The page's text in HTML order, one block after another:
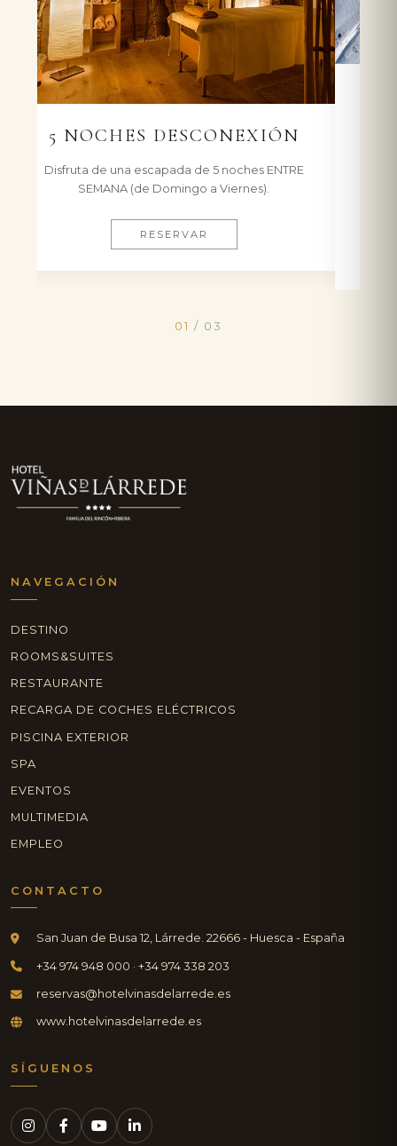
ESQUÍ A LA CARTA 4
nuestras estaciones de ARAMON Formigal-
Panticosa. ENTRE SEMANA (de Domingo a
RESERVAR
01 / 03
NAVEGACIÓN
DESTINO
ROOMS&SUITES
RESTAURANTE
RECARGA DE COCHES ELÉCTRICOS
PISCINA EXTERIOR
SPA
EVENTOS
MULTIMEDIA
EMPLEO
CONTACTO
San Juan de Busa 12, Lárrede. 22666 - Huesca - España
+34 974 948 000 · +34 974 338 203
reservas@hotelvinasdelarrede.es
www.hotelvinasdelarrede.es
SÍGUENOS